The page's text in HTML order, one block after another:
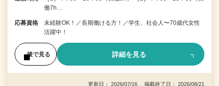
働7h…
応募資格
未経験OK！／長期働ける方！／学生、社会人〜70歳代女性
活躍中！
後で見る 詳細を見る
更新日： 2026/07/16 掲載終了日： 2026/08/21